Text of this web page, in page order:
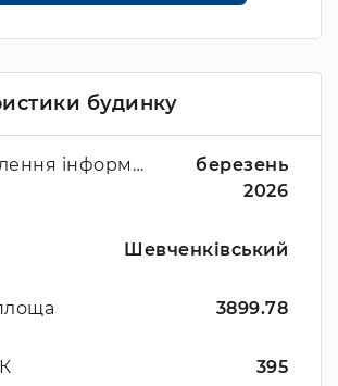
будинку
Дата оновлення інформації
березень
2026
Шевченківський
3899.78
395